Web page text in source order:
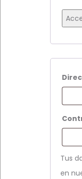
Tus
en